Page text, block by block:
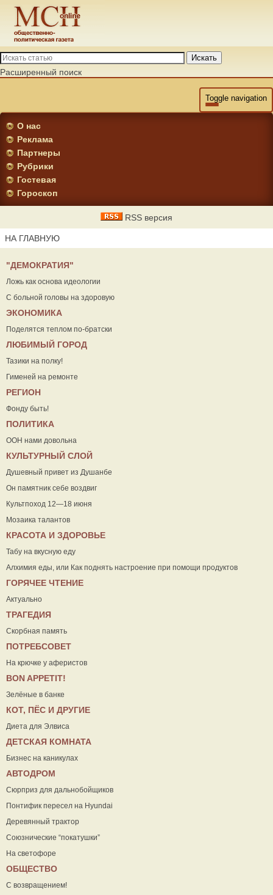
Искать
Расширенный поиск
Toggle navigation
О нас
Реклама
Партнеры
Рубрики
Гостевая
Гороскоп
RSS версия
НА ГЛАВНУЮ
"ДЕМОКРАТИЯ"
Ложь как основа идеологии
С больной головы на здоровую
ЭКОНОМИКА
Поделятся теплом по-братски
ЛЮБИМЫЙ ГОРОД
Тазики на полку!
Гименей на ремонте
РЕГИОН
Фонду быть!
ПОЛИТИКА
ООН нами довольна
КУЛЬТУРНЫЙ СЛОЙ
Душевный привет из Душанбе
Он памятник себе воздвиг
Культпоход 12—18 июня
Мозаика талантов
КРАСОТА И ЗДОРОВЬЕ
Табу на вкусную еду
Алхимия еды, или Как поднять настроение при помощи продуктов
ГОРЯЧЕЕ ЧТЕНИЕ
Актуально
ТРАГЕДИЯ
Скорбная память
ПОТРЕБСОВЕТ
На крючке у аферистов
ВON APPETIT!
Зелёные в банке
КОТ, ПЁС И ДРУГИЕ
Диета для Элвиса
ДЕТСКАЯ КОМНАТА
Бизнес на каникулах
АВТОДРОМ
Сюрприз для дальнобойщиков
Понтифик пересел на Hyundai
Деревянный трактор
Союзнические “покатушки”
На светофоре
ОБЩЕСТВО
С возвращением!